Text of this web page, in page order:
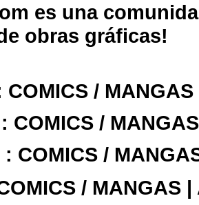
es una
obras gráficas!
COMICS /
: COMICS /
: COMICS /
/ MANGAS |